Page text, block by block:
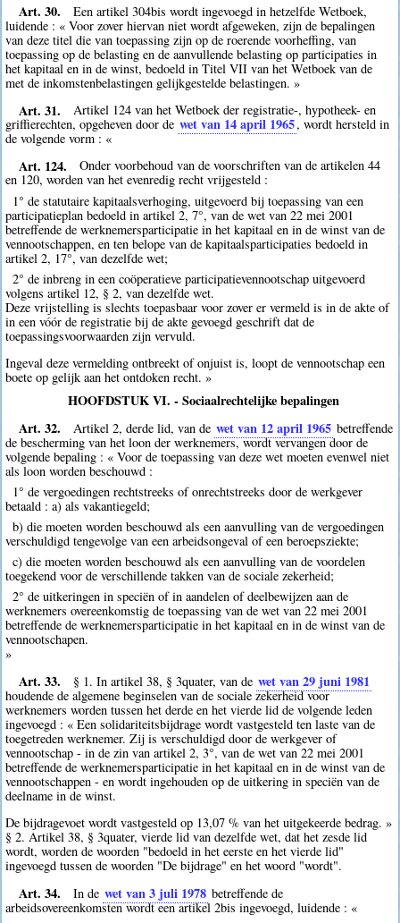
Art. 30.
Een artikel 304bis wordt ingevoegd in hetzelfde Wetboek,
luidende : « Voor zover hiervan niet wordt afgeweken, zijn de bepalingen
van deze titel die van toepassing zijn op de roerende voorheffing, van
toepassing op de belasting en de aanvullende belasting op participaties in
het kapitaal en in de winst, bedoeld in Titel VII van het Wetboek van de
met de inkomstenbelastingen gelijkgestelde belastingen. »
Art. 31.
Artikel 124 van het Wetboek der registratie-, hypotheek- en
griffierechten, opgeheven door de wet van 14 april 1965, wordt hersteld in
de volgende vorm : «
Art. 124.
Onder voorbehoud van de voorschriften van de artikelen 44
en 120, worden van het evenredig recht vrijgesteld :
1° de statutaire kapitaalsverhoging, uitgevoerd bij toepassing van een
participatieplan bedoeld in artikel 2, 7°, van de wet van 22 mei 2001
betreffende de werknemersparticipatie in het kapitaal en in de winst van de
vennootschappen, en ten belope van de kapitaalsparticipaties bedoeld in
artikel 2, 17°, van dezelfde wet;
2° de inbreng in een coöperatieve participatievennootschap uitgevoerd
volgens artikel 12, § 2, van dezelfde wet.
Deze vrijstelling is slechts toepasbaar voor zover er vermeld is in de akte of
in een vóór de registratie bij de akte gevoegd geschrift dat de
toepassingsvoorwaarden zijn vervuld.
Ingeval deze vermelding ontbreekt of onjuist is, loopt de vennootschap een
boete op gelijk aan het ontdoken recht. »
HOOFDSTUK VI. - Sociaalrechtelijke bepalingen
Art. 32.
Artikel 2, derde lid, van de wet van 12 april 1965 betreffende
de bescherming van het loon der werknemers, wordt vervangen door de
volgende bepaling : « Voor de toepassing van deze wet moeten evenwel niet
als loon worden beschouwd :
1° de vergoedingen rechtstreeks of onrechtstreeks door de werkgever
betaald : a) als vakantiegeld;
b) die moeten worden beschouwd als een aanvulling van de vergoedingen
verschuldigd tengevolge van een arbeidsongeval of een beroepsziekte;
c) die moeten worden beschouwd als een aanvulling van de voordelen
toegekend voor de verschillende takken van de sociale zekerheid;
2° de uitkeringen in speciën of in aandelen of deelbewijzen aan de
werknemers overeenkomstig de toepassing van de wet van 22 mei 2001
betreffende de werknemersparticipatie in het kapitaal en in de winst van de
vennootschapen.
»
Art. 33. § 1. In artikel 38, § 3quater, van de wet van 29 juni 1981
houdende de algemene beginselen van de sociale zekerheid voor
werknemers worden tussen het derde en het vierde lid de volgende leden
ingevoegd : « Een solidariteitsbijdrage wordt vastgesteld ten laste van de
toegetreden werknemer. Zij is verschuldigd door de werkgever of
vennootschap - in de zin van artikel 2, 3°, van de wet van 22 mei 2001
betreffende de werknemersparticipatie in het kapitaal en in de winst van de
vennootschappen - en wordt ingehouden op de uitkering in speciën van de
deelname in de winst.
De bijdragevoet wordt vastgesteld op 13,07 % van het uitgekeerde bedrag. »
§ 2. Artikel 38, § 3quater, vierde lid van dezelfde wet, dat het zesde lid
wordt, worden de woorden "bedoeld in het eerste en het vierde lid"
ingevoegd tussen de woorden "De bijdrage" en het woord "wordt".
Art. 34. In de wet van 3 juli 1978 betreffende de
arbeidsovereenkomsten wordt een artikel 2bis ingevoegd, luidende : «